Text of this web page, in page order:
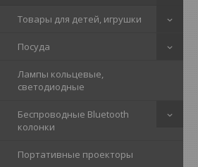
Товары для детей, игрушки
Посуда
Лампы кольцевые,
светодиодные
Беспроводные Bluetooth
колонки
Портативные проекторы